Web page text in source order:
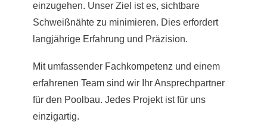
einzugehen. Unser Ziel ist es, sichtbare
Schweißnähte zu minimieren. Dies erfordert
langjährige Erfahrung und Präzision.
Mit umfassender Fachkompetenz und einem
erfahrenen Team sind wir Ihr Ansprechpartner
für den Poolbau. Jedes Projekt ist für uns
einzigartig.